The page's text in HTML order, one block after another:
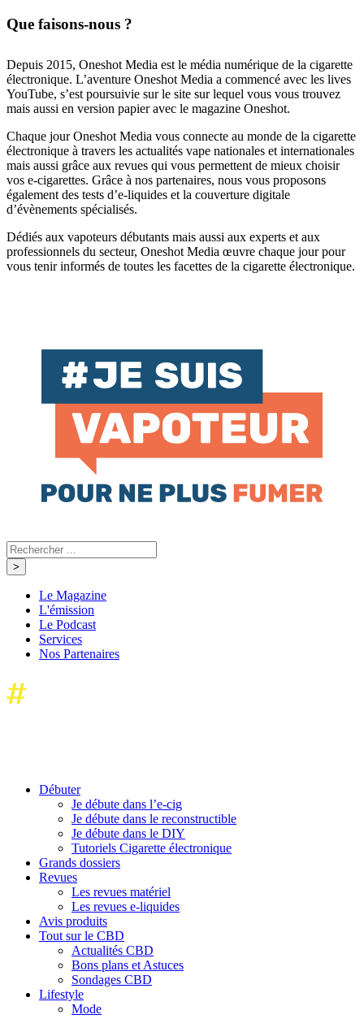
Que faisons-nous ?
Depuis 2015, Oneshot Media est le média numérique de la cigarette
électronique. L’aventure Oneshot Media a commencé avec les lives
YouTube, s’est poursuivie sur le site sur lequel vous vous trouvez
mais aussi en version papier avec le magazine Oneshot.
Chaque jour Oneshot Media vous connecte au monde de la cigarette
électronique à travers les actualités vape nationales et internationales
mais aussi grâce aux revues qui vous permettent de mieux choisir
vos e-cigarettes. Grâce à nos partenaires, nous vous proposons
également des tests d’e-liquides et la couverture digitale
d’évènements spécialisés.
Dédiés aux vapoteurs débutants mais aussi aux experts et aux
professionnels du secteur, Oneshot Media œuvre chaque jour pour
vous tenir informés de toutes les facettes de la cigarette électronique.
Le Magazine
L'émission
Le Podcast
Services
Nos Partenaires
Débuter
Je débute dans l’e-cig
Je débute dans le reconstructible
Je débute dans le DIY
Tutoriels Cigarette électronique
Grands dossiers
Revues
Les revues matériel
Les revues e-liquides
Avis produits
Tout sur le CBD
Actualités CBD
Bons plans et Astuces
Sondages CBD
Lifestyle
Mode